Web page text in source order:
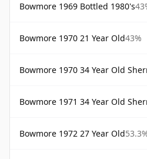
Bowmore 1969 Bottled 1980's
Bowmore 1970 21 Year Old43%
Bowmore 1970 34 Year Old
Bowmore 1971 34 Year Old
Bowmore 1972 27 Year Old